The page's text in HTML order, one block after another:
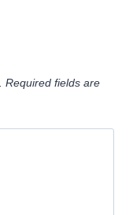
Required fields are